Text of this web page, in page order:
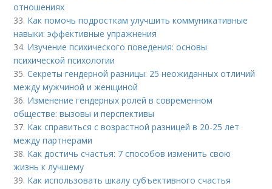
отношениях
33. Как помочь подросткам улучшить коммуникативные
навыки: эффективные упражнения
34. Изучение психического поведения: основы
психической психологии
35.Секреты гендерной разницы: 25 неожиданных отличий
между мужчиной и женщиной
36. Изменение гендерных ролей в современном
обществе: вызовы и перспективы
37. Как справиться с возрастной разницей в 20-25 лет
между партнерами
38. Как достичь счастья: 7 способов изменить свою
жизнь к лучшему
39. Как использовать шкалу субъективного счастья